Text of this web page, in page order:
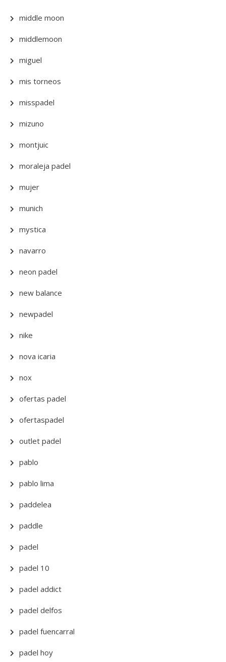
middle moon
middlemoon
miguel
mis torneos
misspadel
mizuno
montjuic
moraleja padel
mujer
munich
mystica
navarro
neon padel
new balance
newpadel
nike
nova icaria
nox
ofertas padel
ofertaspadel
outlet padel
pablo
pablo lima
paddelea
paddle
padel
padel 10
padel addict
padel delfos
padel fuencarral
padel hoy